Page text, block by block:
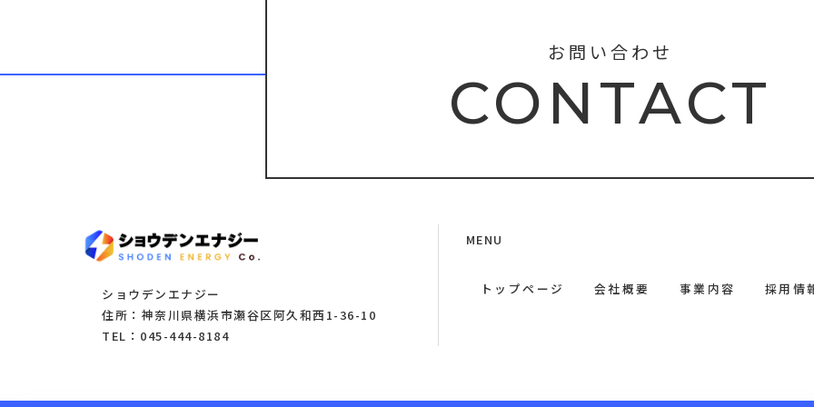
お問い合わせ
CONTACT
ショウデンエナジー
住所：神奈川県横浜市瀬谷区阿久和西1-36-10
TEL：045-444-8184
MENU
トップページ 会社概要 事業内容 採用情